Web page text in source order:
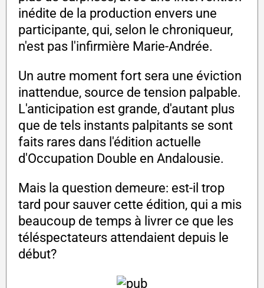
inédite de la production envers une
participante, qui, selon le chroniqueur,
n'est pas l'infirmière Marie-Andrée.
Un autre moment fort sera une éviction
inattendue, source de tension palpable.
L'anticipation est grande, d'autant plus
que de tels instants palpitants se sont
faits rares dans l'édition actuelle
d'Occupation Double en Andalousie.
Mais la question demeure: est-il trop
tard pour sauver cette édition, qui a mis
beaucoup de temps à livrer ce que les
téléspectateurs attendaient depuis le
début?